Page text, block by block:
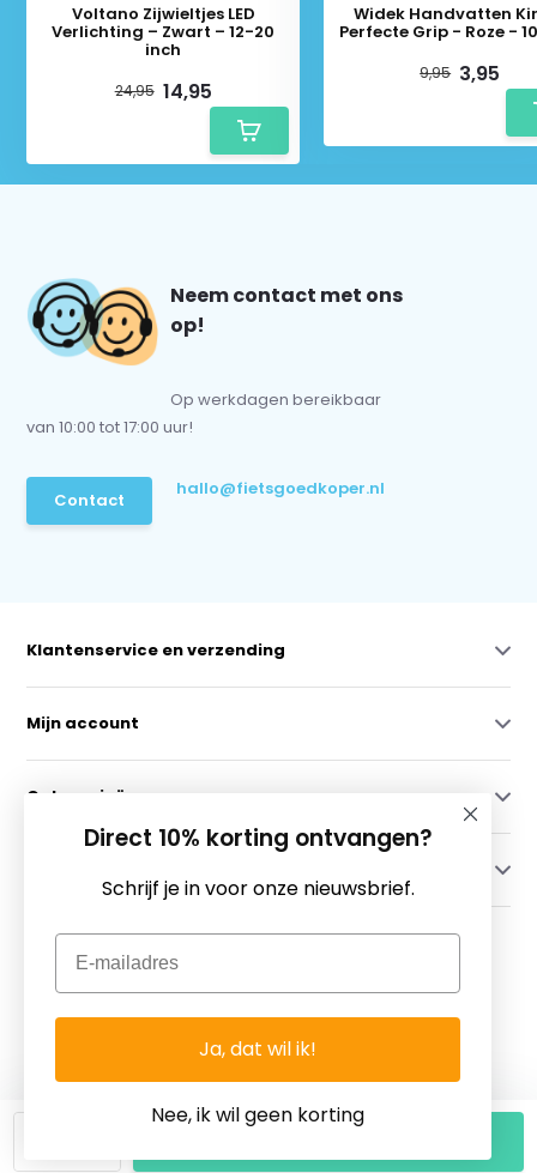
Voltano Zijwieltjes LED
Verlichting – Zwart – 12-20
inch
24,95 14,95
Widek Handvatten
Perfecte Grip - Roze -
9,95 3,95
Neem contact met ons
op!
Op werkdagen bereikbaar
van 10:00 tot 17:00 uur!
Contact
hallo@fietsgoedkoper.nl
Klantenservice en verzending
Mijn account
Categorieën
© Copyright 2026 - Theme ByDMWS
Direct 10% korting ontvangen?
Schrijf je in voor onze nieuwsbrief.
Email
Ja, dat wil ik!
Nee, ik wil geen korting